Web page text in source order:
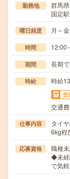
勤務地
群馬
国定
曜日頻度 月～金
時間 12:00
期間 長期
時給 時給
交
交通
仕事内容
タイ
6kg程
応募資格
職種
◆未経
で気